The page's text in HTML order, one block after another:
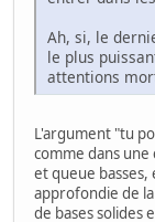
Ah, si, le
le plus
attentions
L'argument "tu
comme dans
et queue basses,
approfondie de
de bases solides